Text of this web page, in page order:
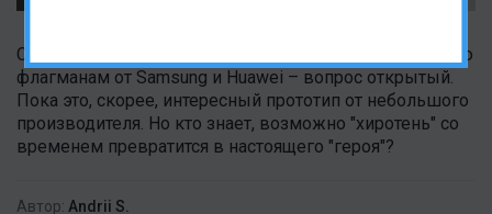
Сможет ли Hero 10 составить достойную конкуренцию
флагманам от Samsung и Huawei – вопрос открытый.
Пока это, скорее, интересный прототип от небольшого
производителя. Но кто знает, возможно "хиротень" со
временем превратится в настоящего "героя"?
Автор: Andrii S.